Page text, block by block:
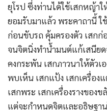
ยุโรป ซึ่งท่านได้ใช้เสกหญ้า
ยอมรับมาแล้ว พระคาถานี้
ก่อนขับรถ คุ้มครองตัว เสก
จนจิตนิ่งทำน้ำมนต์แก้เสนีย
คงกระพัน เสกภาวนาให้ตัวเ
พบเห็น เสกแป้ง เสกเครื่อง
เสกพระ เสกเครื่องรางของ
แต่จะกำหนดจิตและอธิษฐา